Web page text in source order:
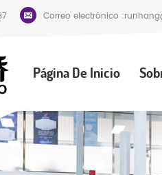
Correo electrónico :
Página De Inicio